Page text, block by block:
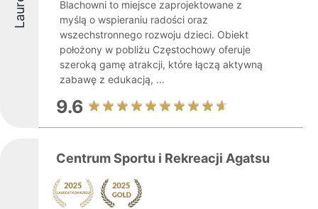
Blachowni to miejsce zaprojektowane z
myślą o wspieraniu radości oraz
wszechstronnego rozwoju dzieci. Obiekt
położony w pobliżu Częstochowy oferuje
szeroką gamę atrakcji, które łączą aktywną
zabawę z edukacją, ...
9.6
Centrum Sportu i Rekreacji Agatsu